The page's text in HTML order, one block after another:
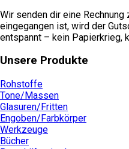
Wir senden dir eine
eingegangen ist, wird der
entspannt – kein Papierkrieg,
Unsere Produkte
Rohstoffe
Tone/Massen
Glasuren/Fritten
Engoben/Farbkörper
Werkzeuge
Bücher